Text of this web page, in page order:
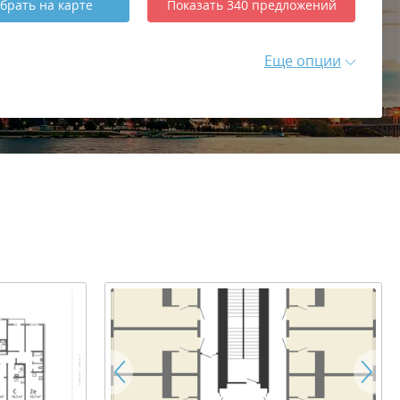
на карте Показать 340 предложений
Еще опции